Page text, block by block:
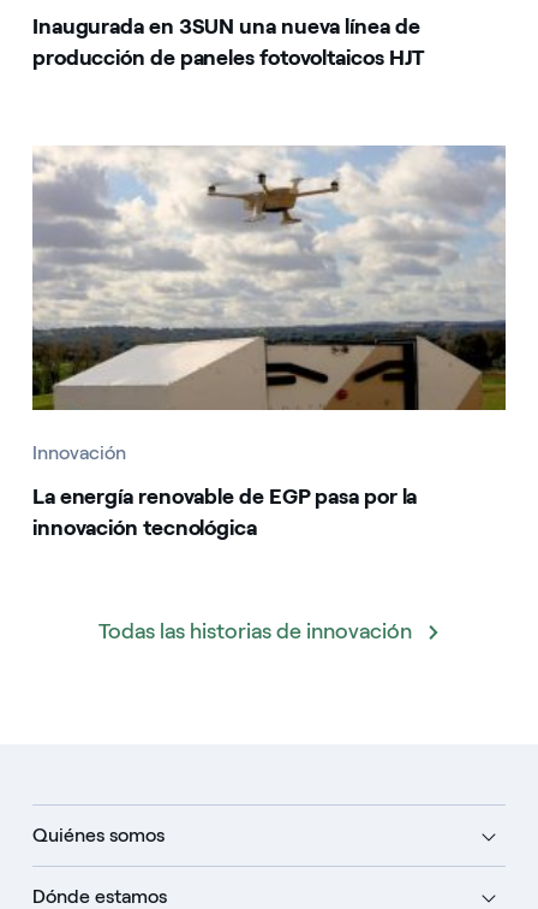
Inaugurada en 3SUN una nueva línea de
producción de paneles fotovoltaicos HJT
Innovación
La energía renovable de EGP pasa por la
innovación tecnológica
Todas las historias de innovación
Quiénes somos
Dónde estamos